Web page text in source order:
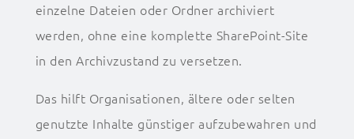
einzelne Dateien oder Ordner archiviert
werden, ohne eine komplette SharePoint-Site
in den Archivzustand zu versetzen.
Das hilft Organisationen, ältere oder selten
genutzte Inhalte günstiger aufzubewahren und